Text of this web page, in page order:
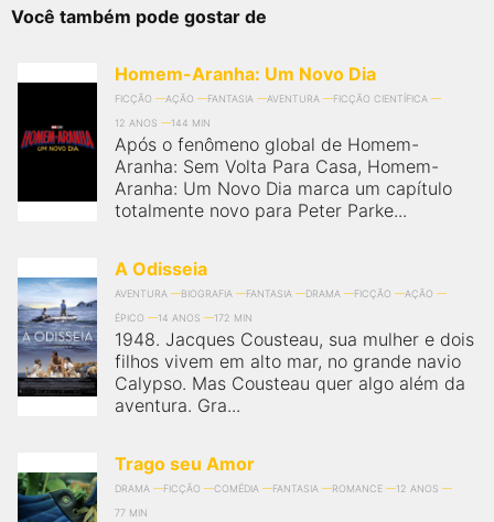
Você também pode gostar de
Homem-Aranha: Um Novo Dia
FICÇÃO AÇÃO FANTASIA AVENTURA
FICÇÃO CIENTÍFICA
12 ANOS
144 MIN
Após o fenômeno global de Homem-
Aranha: Sem Volta Para Casa, Homem-
Aranha: Um Novo Dia marca um capítulo
totalmente novo para Peter Parke...
A Odisseia
AVENTURA BIOGRAFIA FANTASIA DRAMA FICÇÃO
AÇÃO
ÉPICO
14 ANOS 172 MIN
1948. Jacques Cousteau, sua mulher e dois
filhos vivem em alto mar, no grande navio
Calypso. Mas Cousteau quer algo além da
aventura. Gra...
Trago seu Amor
DRAMA FICÇÃO COMÉDIA FANTASIA ROMANCE
12 ANOS
77 MIN